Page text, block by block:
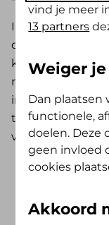
Incontinentie-
de
kinderen van drie
niet-
incontinentie. En
tenzij er sprake
van nachtelijk
Heb je een
vind je meer
13 partners
Weiger
Dan plaatsen
functionele,
doelen. Deze
geen invloed
cookies
Akkoord